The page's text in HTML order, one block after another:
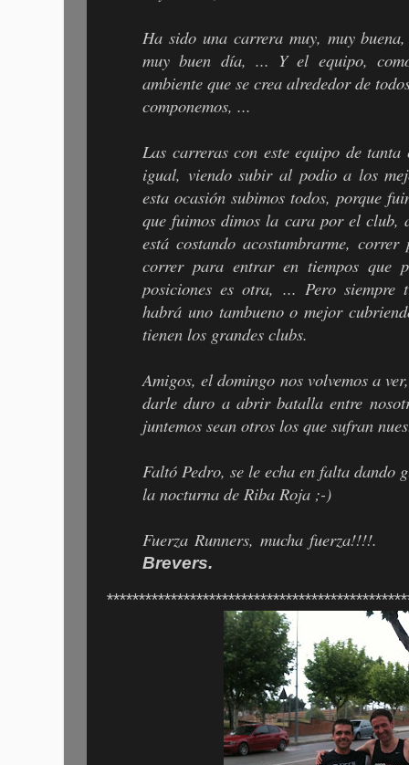
Ha sido una carrera muy, muy
muy buen día, ... Y el equipo,
ambiente que se crea alrededor de
componemos, ...
Las carreras con este equipo de
igual, viendo subir al podio a los
esta ocasión subimos todos, porque
que fuimos dimos la cara por el club,
está costando acostumbrarme,
correr para entrar en tiempos que
posiciones es otra, ... Pero siempre
habrá uno tambueno o mejor
tienen los grandes clubs.
Amigos, el domingo nos volvemos a
darle duro a abrir batalla entre
juntemos sean otros los que sufran
Faltó Pedro, se le echa en falta dando
la nocturna de Riba Roja ;-)
Fuerza Runners, mucha
Brevers.